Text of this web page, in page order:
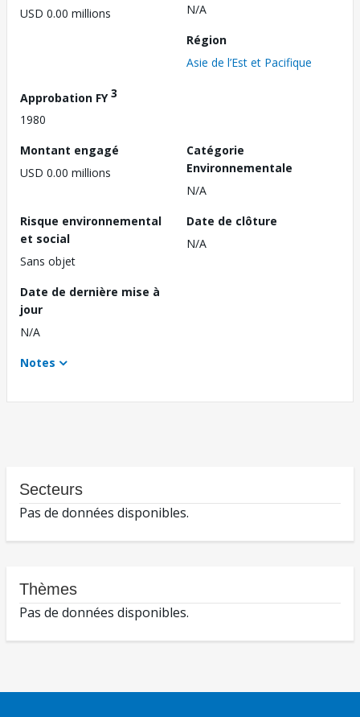
USD 0.00 millions
N/A
Région
Asie de l’Est et Pacifique
Approbation FY3
1980
Montant engagé
USD 0.00 millions
Catégorie
Environnementale
N/A
Risque environnemental
et social
Sans objet
Date de clôture
N/A
Date de dernière mise à
jour
N/A
Notes
Secteurs
Pas de données disponibles.
Thèmes
Pas de données disponibles.